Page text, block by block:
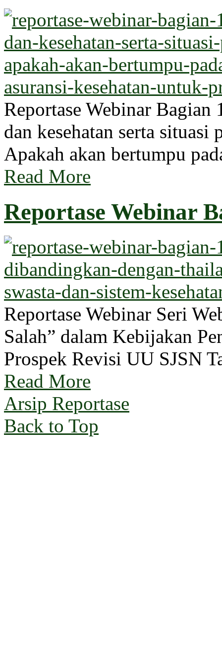
Reportase Webinar Bagian
dan kesehatan serta situasi
Apakah akan bertumpu
Read More
Reportase Webinar
Reportase Webinar Seri
Salah” dalam Kebijakan
Prospek Revisi UU SJSN
Read More
Arsip Reportase
Back to Top